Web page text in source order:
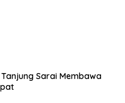
Sarai Membawa